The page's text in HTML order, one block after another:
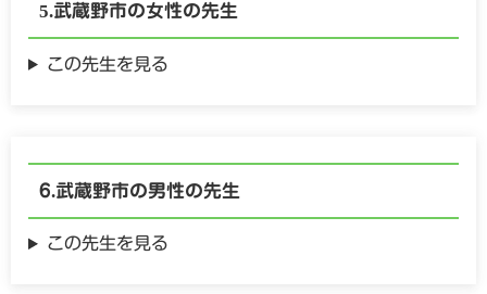
武蔵野市の女性の先生
この先生を見る
武蔵野市の男性の先生
この先生を見る